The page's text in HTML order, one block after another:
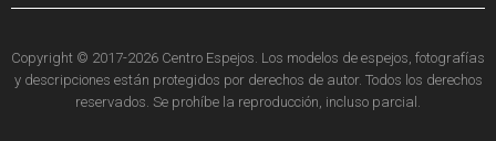
Copyright © 2017-2026 Centro Espejos. Los modelos de espejos, fotografías
y descripciones están protegidos por derechos de autor. Todos los derechos
reservados. Se prohíbe la reproducción, incluso parcial.